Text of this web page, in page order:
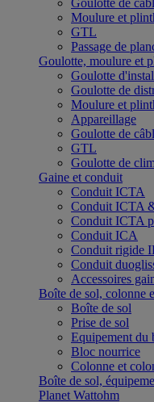
Goulotte de
Moulure et
GTL
Passage de
Goulotte, moulure et
Goulotte
Goulotte de
Moulure et
Appareillage
Goulotte de
GTL
Goulotte de
Gaine et conduit
Conduit ICTA
Conduit ICTA
Conduit ICTA
Conduit ICA
Conduit rigide
Conduit
Accessoires
Boîte de sol, colonne
Boîte de sol
Prise de sol
Equipement du
Bloc nourrice
Colonne et
Boîte de sol,
Planet Wattohm